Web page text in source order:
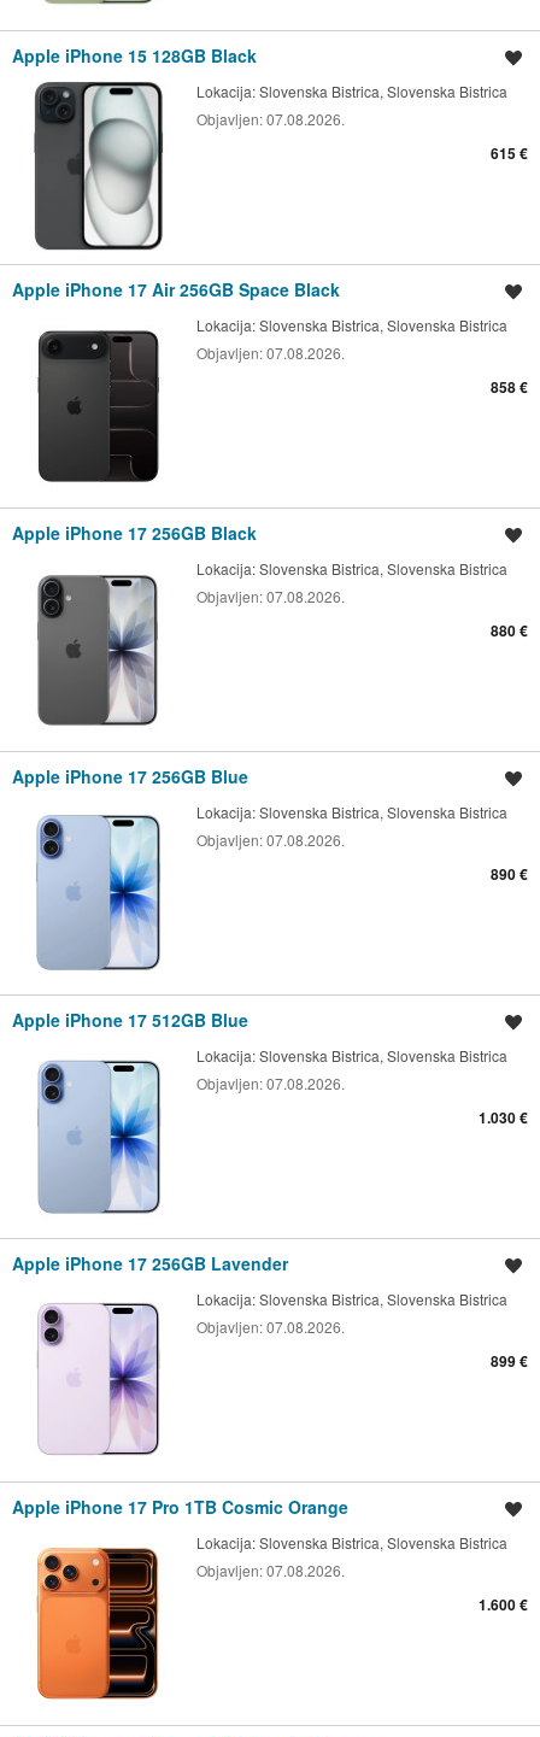
Apple iPhone 15 128GB Black
Lokacija:Slovenska Bistrica, Slovenska Bistrica
Objavljen:07.08.2026.
615 €
Apple iPhone 17 Air 256GB Space Black
Lokacija:Slovenska Bistrica, Slovenska Bistrica
Objavljen:07.08.2026.
858 €
Apple iPhone 17 256GB Black
Lokacija:Slovenska Bistrica, Slovenska Bistrica
Objavljen:07.08.2026.
880 €
Apple iPhone 17 256GB Blue
Lokacija:Slovenska Bistrica, Slovenska Bistrica
Objavljen:07.08.2026.
890 €
Apple iPhone 17 512GB Blue
Lokacija:Slovenska Bistrica, Slovenska Bistrica
Objavljen:07.08.2026.
1.030 €
Apple iPhone 17 256GB Lavender
Lokacija:Slovenska Bistrica, Slovenska Bistrica
Objavljen:07.08.2026.
899 €
Apple iPhone 17 Pro 1TB Cosmic Orange
Lokacija:Slovenska Bistrica, Slovenska Bistrica
Objavljen:07.08.2026.
1.600 €